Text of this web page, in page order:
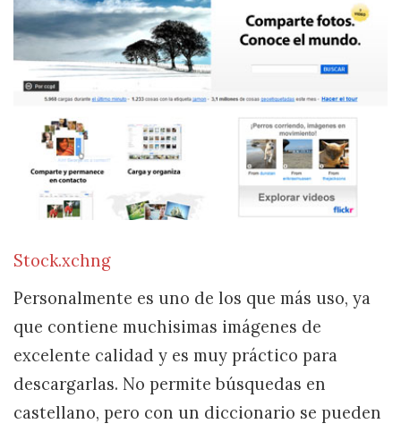
Stock.xchng
Personalmente es uno de los que más uso, ya
que contiene muchisimas imágenes de
excelente calidad y es muy práctico para
descargarlas. No permite búsquedas en
castellano, pero con un diccionario se pueden